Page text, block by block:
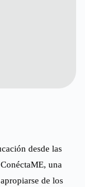
desde las
una
de los